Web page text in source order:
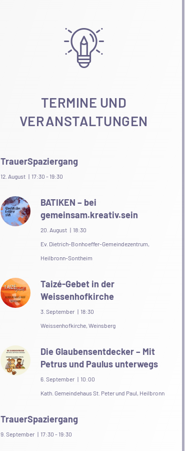
TERMINE UND
VERANSTALTUNGEN
TrauerSpaziergang
12. August | 17:30 - 19:30
BATIKEN – bei
gemeinsam.kreativ.sein
20. August | 18:30
Ev. Dietrich-Bonhoeffer-Gemeindezentrum,
Heilbronn-Sontheim
Taizé-Gebet in der
Weissenhofkirche
3. September | 18:30
Weissenhofkirche, Weinsberg
Die Glaubensentdecker – Mit
Petrus und Paulus unterwegs
6. September | 10:00
Kath. Gemeindehaus St. Peter und Paul, Heilbronn
TrauerSpaziergang
9. September | 17:30 - 19:30